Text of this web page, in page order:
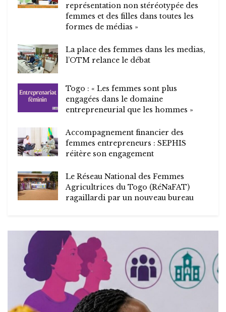
représentation non stéréotypée des
femmes et des filles dans toutes les
formes de médias »
La place des femmes dans les medias,
l’OTM relance le débat
Togo : « Les femmes sont plus
engagées dans le domaine
entrepreneurial que les hommes »
Accompagnement financier des
femmes entrepreneurs : SEPHIS
réitère son engagement
Le Réseau National des Femmes
Agricultrices du Togo (RéNaFAT)
ragaillardi par un nouveau bureau